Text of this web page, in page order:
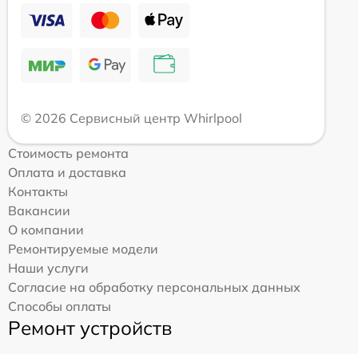
© 2026 Сервисный центр Whirlpool
Стоимость ремонта
Оплата и доставка
Контакты
Вакансии
О компании
Ремонтируемые модели
Наши услуги
Согласие на обработку персональных данных
Способы оплаты
Ремонт устройств